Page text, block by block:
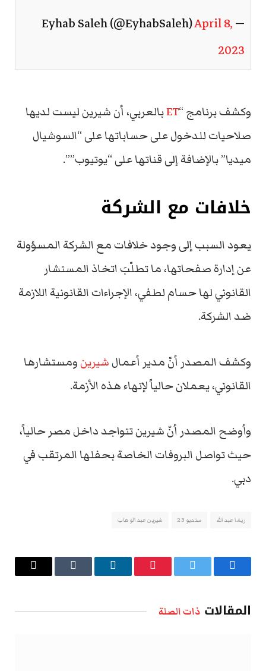
— Eyhab Saleh (@EyhabSaleh)
April 8,
2023
وكشف برنامج “ETبالعربي، أن شيرين ليست لديها
صلاحيات للدخول على حساباتها على “السوشيال
ميديا” بالإضافة إلى قناتها على “يوتيوب””.
خلافات مع الشركة
يعود السبب إلى وجود خلافات مع الشركة المسؤولة
عن إدارة صفحاتها، ما تطلّبَ اتخاذ المستشار
القانوني لها حسام لطفي، الإجراءات القانونية اللازمة
ضد الشركة.
وكشف المصدر أنّ مدير أعمالشيرينومستشارها
القانوني، يعملان حالياً لإنهاء هذه الأزمة.
وأوضح المصدر أنّ شيرين تتواجد داخل مصر حالياً،
حيث تواصل البروفات الخاصة بحفلها المرتقب في
دبي.
ريما عبدالله ستديو 23 شيرين عبدالوهاب
فيسبوك تويتر بينتيريستلينكدإن Tumblr
البريد
المقالات ذات الصلة